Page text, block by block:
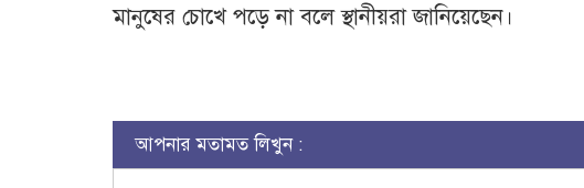
মানুষের চোখে পড়ে না বলে স্থানীয়রা জানিয়েছেন।
আপনার মতামত লিখুন :